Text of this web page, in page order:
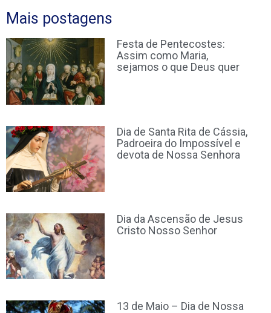
Mais postagens
Festa de Pentecostes:
Assim como Maria,
sejamos o que Deus quer
Dia de Santa Rita de Cássia,
Padroeira do Impossível e
devota de Nossa Senhora
Dia da Ascensão de Jesus
Cristo Nosso Senhor
13 de Maio – Dia de Nossa